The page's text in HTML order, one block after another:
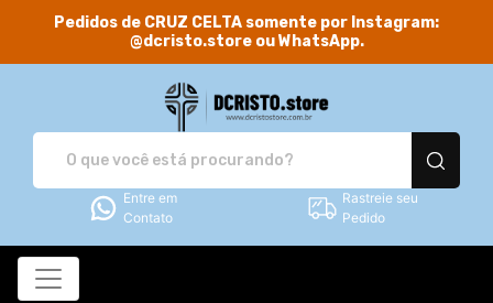
Pedidos de CRUZ CELTA somente por Instagram:
@dcristo.store ou WhatsApp.
Entre em
Contato
Rastreie seu
Pedido